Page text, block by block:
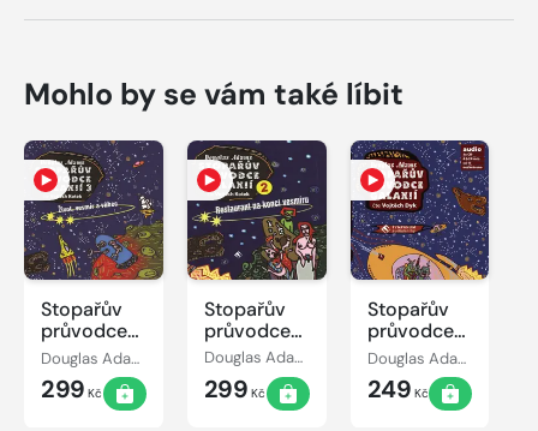
Mohlo by se vám také líbit
Stopařův
průvodce
Galaxií 3:
Život,
vesmír a
Douglas Adams
299 Kč
Stopařův
průvodce
Galaxií 2:
Restaurant
na konci
vesmíru
Douglas Adams
299 Kč
Stopařův
průvodce
galaxií
Douglas Adams
249 Kč